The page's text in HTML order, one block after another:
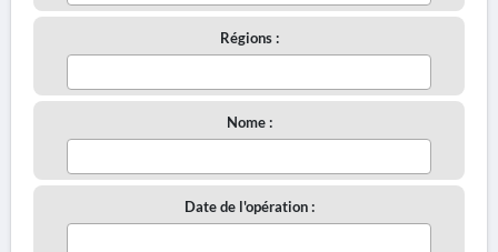
Régions :
Nome :
Date de l'opération :